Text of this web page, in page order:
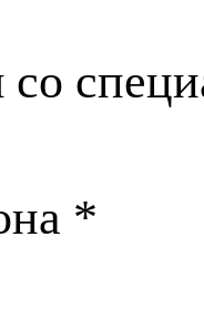
со
*